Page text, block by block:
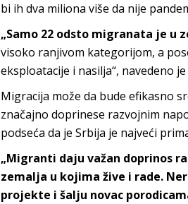
bi ih dva miliona više da nije
„Samo 22 odsto migranata je
visoko ranjivom kategorijom, a
eksploatacije i nasilja“, navedeno
Migracija može da bude efikasno
značajno doprinese razvojnim
podseća da je Srbija je najveći
„Migranti daju važan doprinos
zemalja u kojima žive i rade.
projekte i šalju novac